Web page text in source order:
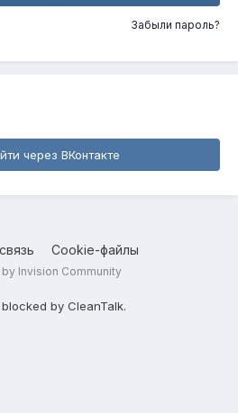
Забыли пароль?
через ВКонтакте
Cookie-файлы
Invision Community
blocked by CleanTalk.